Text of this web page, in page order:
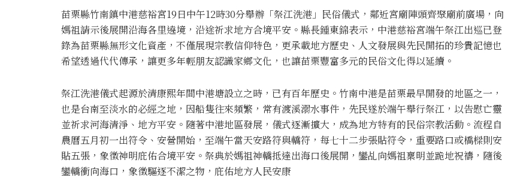
苗栗縣竹南鎮中港慈裕宮19日中午12時30分舉辦「祭江洗港」民俗儀式，鄰近宮廟陣頭齊聚廟前廣場，向
媽祖請示後展開沿海各里遶境，沿途祈求地方合境平安。縣長鍾東錦表示，中港慈裕宮端午祭江出巡已登
錄為苗栗縣無形文化資產，不僅展現宗教信仰特色，更承載地方歷史、人文發展與先民開拓的珍貴記憶也
希望透過代代傳承，讓更多年輕朋友認識家鄉文化，也讓苗栗豐富多元的民俗文化得以延續。
祭江洗港儀式起源於清康熙年間中港塘設立之時，已有百年歷史。竹南中港是苗栗最早開發的地區之一，
也是台南至淡水的必經之地，因船隻往來頻繁，常有渡溪溺水事件，先民遂於端午舉行祭江，以告慰亡靈
並祈求河海清淨、地方平安。隨著中港地區發展，儀式逐漸擴大，成為地方特有的民俗宗教活動。流程自
農曆五月初一出符令、安營開始，至端午當天安路符與轎符，每七十二步張貼符令，重要路口或橋樑則安
貼五張，象徵神明庇佑合境平安。祭典於媽祖神轎抵達出海口後展開，鑾乩向媽祖稟明並跪地祝禱，隨後
鑾轎衝向海口，象徵驅逐不潔之物，庇佑地方人民安康